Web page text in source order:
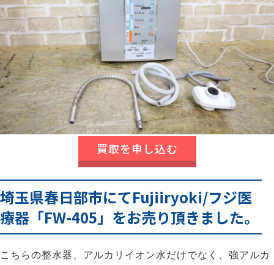
買取を申し込む
埼玉県春日部市にてFujiiryoki/フジ医
療器「FW-405」をお売り頂きました。
こちらの整水器、アルカリイオン水だけでなく、強アルカ